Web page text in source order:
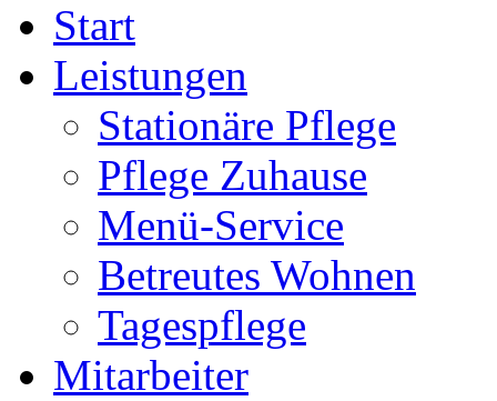
Start
Leistungen
Stationäre Pflege
Pflege Zuhause
Menü-Service
Betreutes Wohnen
Tagespflege
Mitarbeiter